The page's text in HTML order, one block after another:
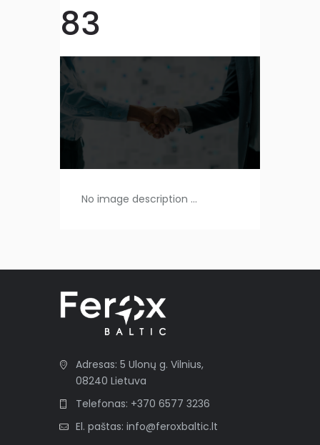
83
No image description ...
Adresas: 5 Ulonų g. Vilnius,
08240 Lietuva
Telefonas: +370 6577 3236
El. paštas: info@feroxbaltic.lt